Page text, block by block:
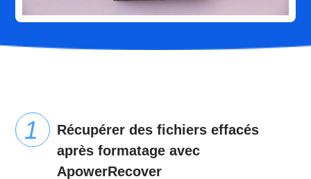
Récupérer des fichiers effacés
après formatage avec
ApowerRecover